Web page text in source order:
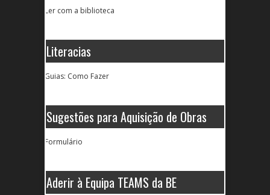
Ler com a biblioteca
Literacias
Guias: Como Fazer
Sugestões para Aquisição de Obras
Formulário
Aderir à Equipa TEAMS da BE